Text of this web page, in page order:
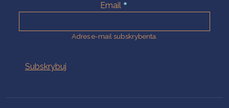
Email
Adres e-mail subskrybenta.